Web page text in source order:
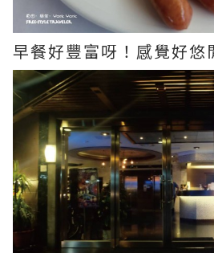
早餐好豐富呀！感覺好悠